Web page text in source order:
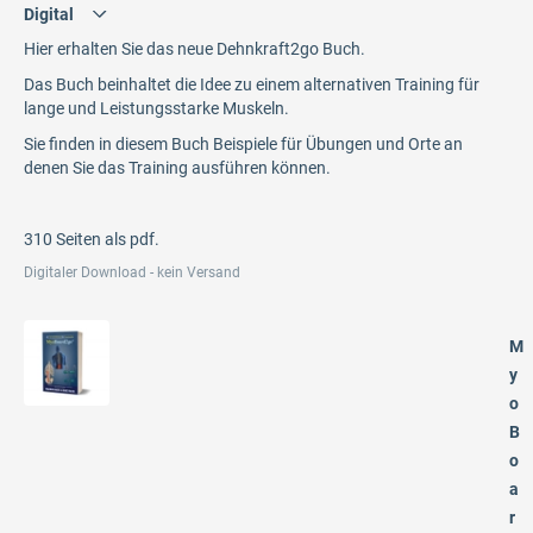
Hier erhalten Sie das neue Dehnkraft2go Buch.
Das Buch beinhaltet die Idee zu einem alternativen Training für
lange und Leistungsstarke Muskeln.
Sie finden in diesem Buch Beispiele für Übungen und Orte an
denen Sie das Training ausführen können.
310 Seiten als pdf.
Digitaler Download - kein Versand
M
y
o
B
o
a
r